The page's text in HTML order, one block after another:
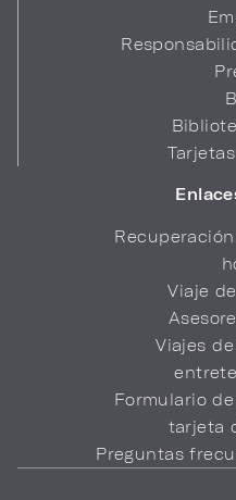
Viaje
Viajes
Formulario
tarjeta
Preguntas